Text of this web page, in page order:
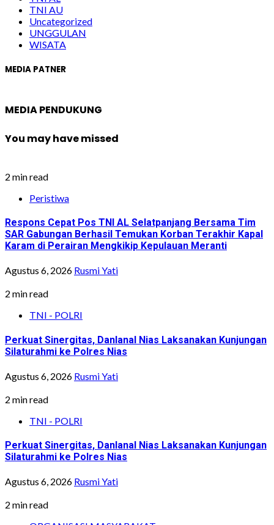
TNI AU
Uncategorized
UNGGULAN
WISATA
MEDIA PATNER
MEDIA PENDUKUNG
You may have missed
2 min read
Peristiwa
Respons Cepat Pos TNI AL Selatpanjang Bersama Tim
SAR Gabungan Berhasil Temukan Korban Terakhir Kapal
Karam di Perairan Mengkikip Kepulauan Meranti
Agustus 6, 2026 Rusmi Yati
2 min read
TNI - POLRI
Perkuat Sinergitas, Danlanal Nias Laksanakan Kunjungan
Silaturahmi ke Polres Nias
Agustus 6, 2026 Rusmi Yati
2 min read
TNI - POLRI
Perkuat Sinergitas, Danlanal Nias Laksanakan Kunjungan
Silaturahmi ke Polres Nias
Agustus 6, 2026 Rusmi Yati
2 min read